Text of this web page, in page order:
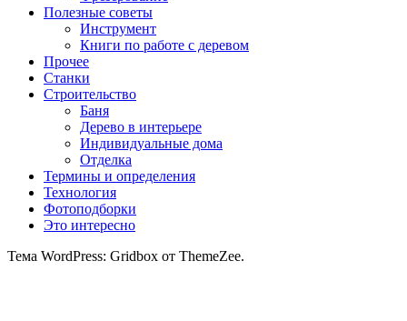
Полезные советы
Инструмент
Книги по работе с деревом
Прочее
Станки
Строительство
Баня
Дерево в интерьере
Индивидуальные дома
Отделка
Термины и определения
Технология
Фотоподборки
Это интересно
Тема WordPress: Gridbox от ThemeZee.